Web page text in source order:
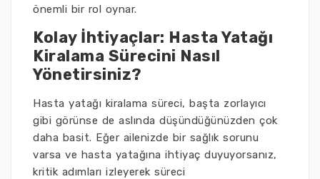
önemli bir rol oynar.
Kolay İhtiyaçlar: Hasta Yatağı
Kiralama Sürecini Nasıl
Yönetirsiniz?
Hasta yatağı kiralama süreci, başta zorlayıcı
gibi görünse de aslında düşündüğünüzden çok
daha basit. Eğer ailenizde bir sağlık sorunu
varsa ve hasta yatağına ihtiyaç duyuyorsanız,
kritik adımları izleyerek süreci